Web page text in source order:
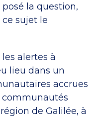
la question,
sujet le
alertes à
lieu dans un
accrues
communautés
de Galilée, à